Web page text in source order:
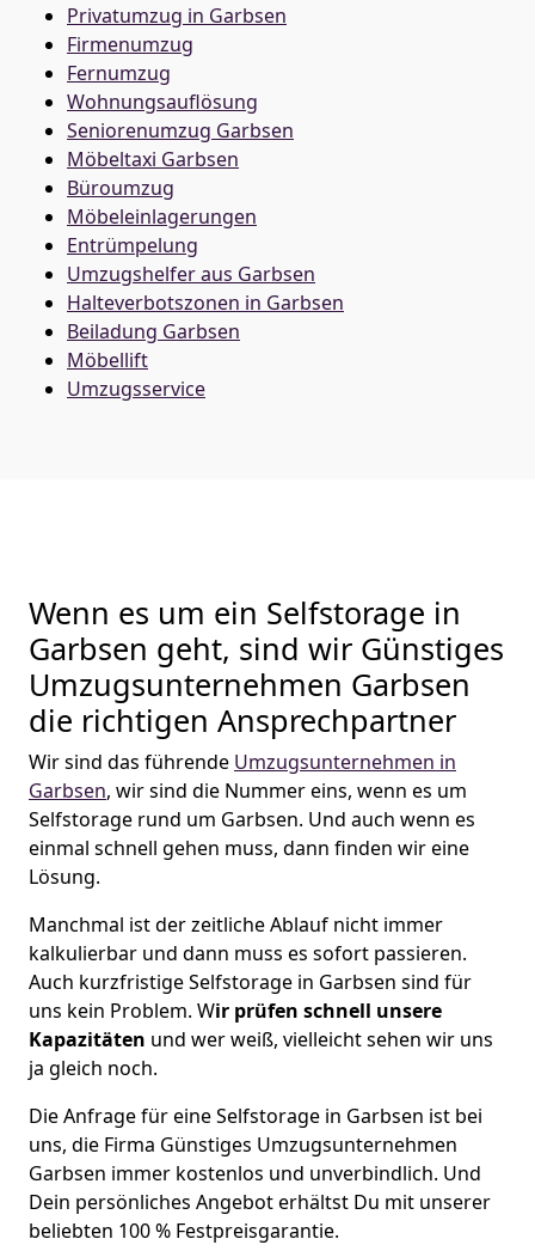
Privatumzug in Garbsen
Firmenumzug
Fernumzug
Wohnungsauflösung
Seniorenumzug Garbsen
Möbeltaxi Garbsen
Büroumzug
Möbeleinlagerungen
Entrümpelung
Umzugshelfer aus Garbsen
Halteverbotszonen in Garbsen
Beiladung Garbsen
Möbellift
Umzugsservice
Wenn es um ein Selfstorage in
Garbsen geht, sind wir Günstiges
Umzugsunternehmen Garbsen
die richtigen Ansprechpartner
Wir sind das führende Umzugsunternehmen in
Garbsen, wir sind die Nummer eins, wenn es um
Selfstorage rund um Garbsen. Und auch wenn es
einmal schnell gehen muss, dann finden wir eine
Lösung.
Manchmal ist der zeitliche Ablauf nicht immer
kalkulierbar und dann muss es sofort passieren.
Auch kurzfristige Selfstorage in Garbsen sind für
uns kein Problem. Wir prüfen schnell unsere
Kapazitäten und wer weiß, vielleicht sehen wir uns
ja gleich noch.
Die Anfrage für eine Selfstorage in Garbsen ist bei
uns, die Firma Günstiges Umzugsunternehmen
Garbsen immer kostenlos und unverbindlich. Und
Dein persönliches Angebot erhältst Du mit unserer
beliebten 100 % Festpreisgarantie.